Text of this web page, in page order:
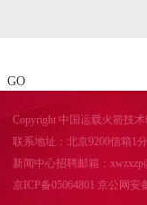
GO
Copyright 中国运载火箭技术
联系地址：北京9200信箱1
新闻中心招聘邮箱：
京ICP备05064801 京公网安